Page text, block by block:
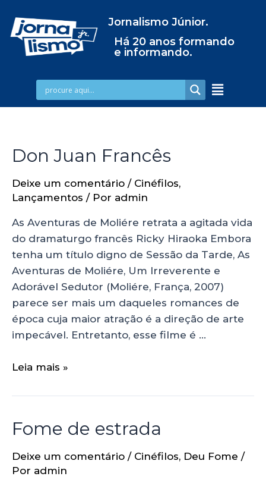
Jornalismo Júnior.
Há 20 anos formando
e informando.
Don Juan Francês
Deixe um comentário / Cinéfilos,
Lançamentos / Por admin
As Aventuras de Moliére retrata a agitada vida
do dramaturgo francês Ricky Hiraoka Embora
tenha um título digno de Sessão da Tarde, As
Aventuras de Moliére, Um Irreverente e
Adorável Sedutor (Moliére, França, 2007)
parece ser mais um daqueles romances de
época cuja maior atração é a direção de arte
impecável. Entretanto, esse filme é …
Leia mais »
Fome de estrada
Deixe um comentário / Cinéfilos, Deu Fome /
Por admin